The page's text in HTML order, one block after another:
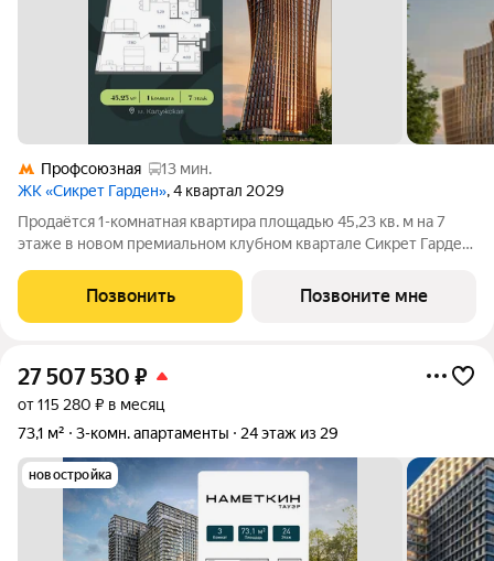
Профсоюзная
13 мин.
ЖК «Сикрет Гарден», 4 квартал 2029
Продаётся 1-комнатная квартира площадью 45,23 кв. м на 7
этаже в новом премиальном клубном квартале Сикрет Гарден.
класса, расположенный на Юго-Западе столицы, в
историческом Обручевском районе. Три
Позвонить Позвоните мне
27 507 530 ₽
от 115 280 ₽ в месяц
73,1 м²
3-комн. апартаменты 24 этаж из 29
новостройка